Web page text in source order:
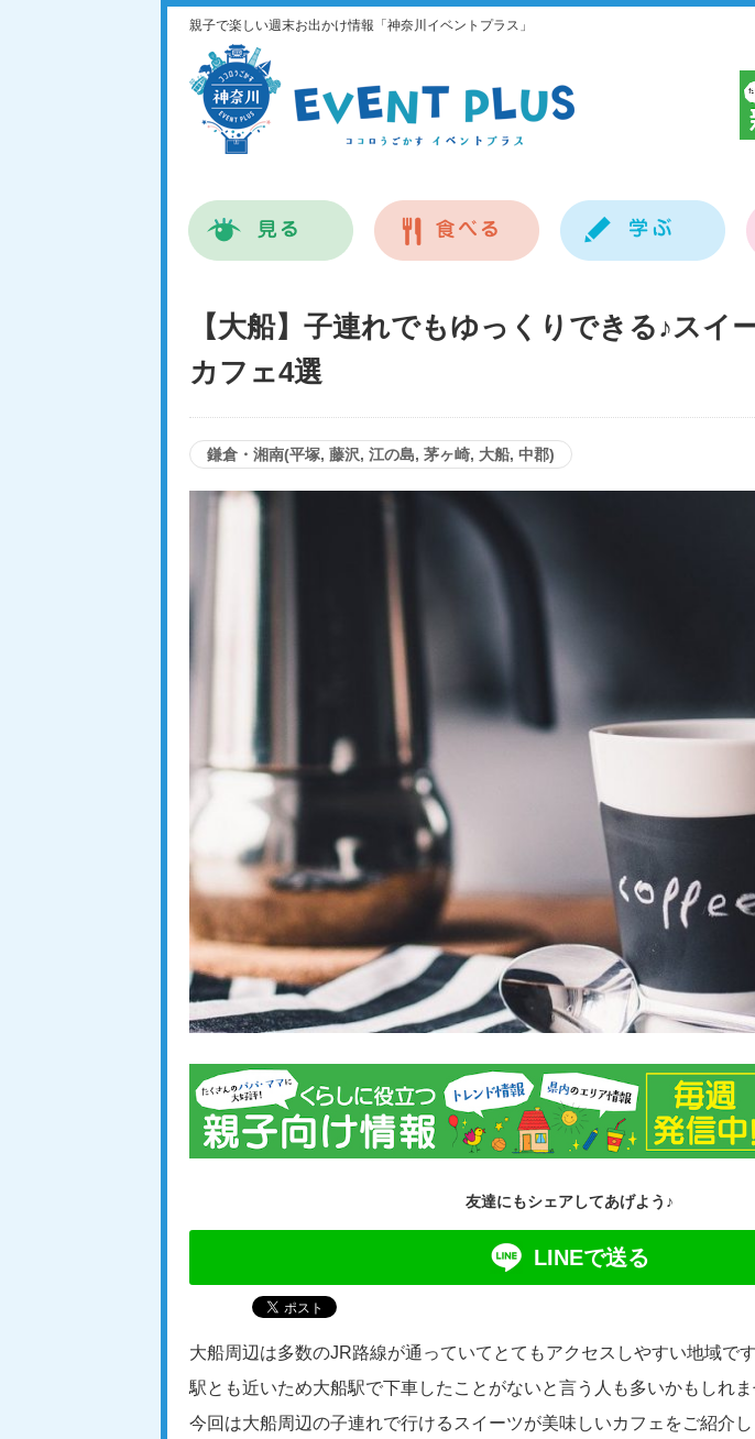
親子で楽しい週末お出かけ情報「神奈川イベントプラス」
【大船】子連れでもゆっくりできる♪スイ
カフェ4選
鎌倉・湘南(平塚, 藤沢, 江の島, 茅ヶ崎, 大船, 中郡)
友達にもシェアしてあげよう♪
LINEで送る
大船周辺は多数のJR路線が通っていてとてもアクセスしやすい地域で
駅とも近いため大船駅で下車したことがないと言う人も多いかもしれま
今回は大船周辺の子連れで行けるスイーツが美味しいカフェをご紹介